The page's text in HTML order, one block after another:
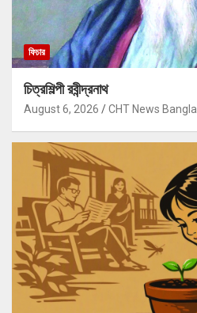
ফিচার
চিত্রশিল্পী রবীন্দ্রনাথ
August 6, 2026 CHT News Bangla